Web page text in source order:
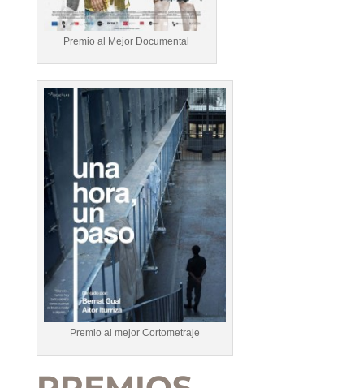
Premio al Mejor Documental
Premio al mejor Cortometraje